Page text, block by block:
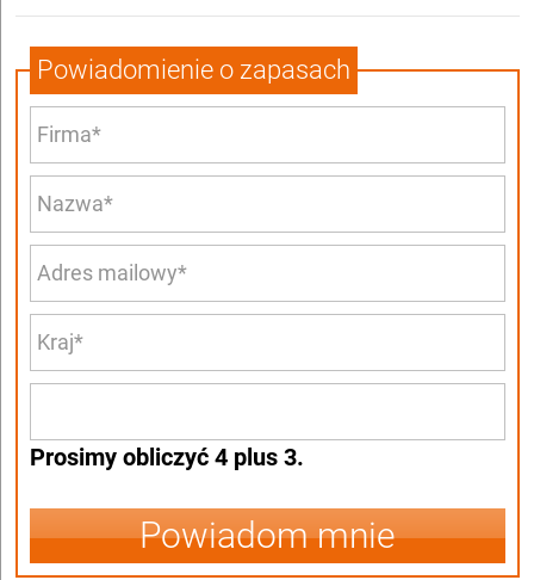
Powiadomienie o zapasach
Prosimy obliczyć 4 plus 3.
Powiadom mnie